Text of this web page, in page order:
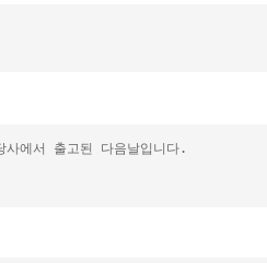
에서 출고된 다음날입니다.